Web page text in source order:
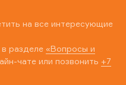
на все интересующие
разделе «Вопросы и
чате или позвонить +7